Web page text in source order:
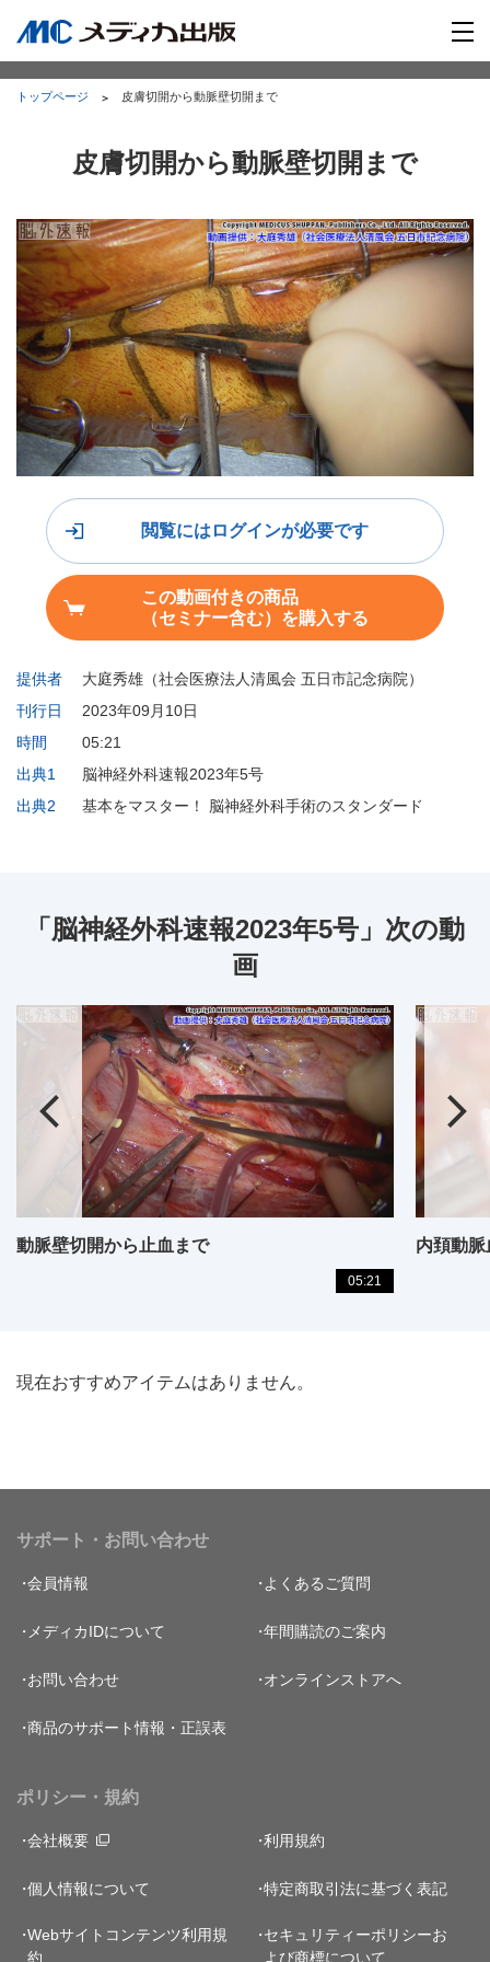
トップページ 皮膚切開から動脈壁切開まで
皮膚切開から動脈壁切開まで
提供者
大庭秀雄（社会医療法人清風会 五日市記念病院）
刊行日
2023年09月10日
時間
05:21
出典1
脳神経外科速報2023年5号
出典2
基本をマスター！ 脳神経外科手術のスタンダード
閲覧にはログインが必要です
この動画付きの商品
（セミナー含む）を購入する
「脳神経外科速報2023年5号」次の動
画
動脈壁切開から止血まで
05:21
内頚動
現在おすすめアイテムはありません。
サポート・お問い合わせ
会員情報 よくあるご質問
メディカIDについて 年間購読のご案内
お問い合わせ オンラインストアへ
商品のサポート情報・正誤表
ポリシー・規約
会社概要 利用規約
個人情報について 特定商取引法に基づく表記
Webサイトコンテンツ利用規
約
セキュリティーポリシーお
よび商標について